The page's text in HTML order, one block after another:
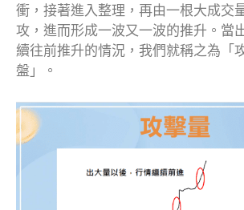
衝，接著進入整理，再由一根大成交
攻，進而形成一波又一波的推升。當
續往前推升的情況，我們就稱之為「
盤」。